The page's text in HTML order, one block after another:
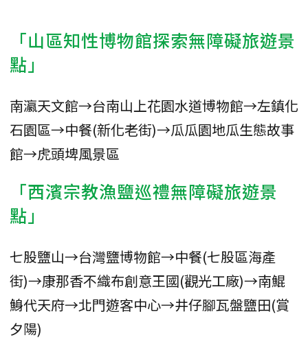
「山區知性博物館探索無障礙旅遊景
點」
南瀛天文館→台南山上花園水道博物館→左鎮化
石園區→中餐(新化老街)→瓜瓜園地瓜生態故事
館→虎頭埤風景區
「西濱宗教漁鹽巡禮無障礙旅遊景
點」
七股鹽山→台灣鹽博物館→中餐(七股區海產
街)→康那香不織布創意王國(觀光工廠)→南鯤
鯓代天府→北門遊客中心→井仔腳瓦盤鹽田(賞
夕陽)